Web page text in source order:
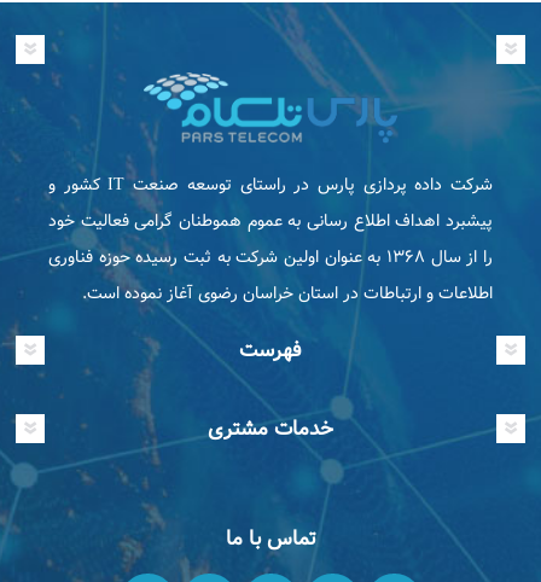
شرکت داده پردازی پارس در راستای توسعه صنعت IT كشور و
پیشبرد اهداف اطلاع رسانی به عموم هموطنان گرامی فعاليت خود
را از سال ۱۳۶۸ به عنوان اولین شرکت به ثبت رسیده حوزه فناوری
اطلاعات و ارتباطات در استان خراسان رضوی آغاز نموده است.
فهرست
خدمات مشتری
تماس با ما